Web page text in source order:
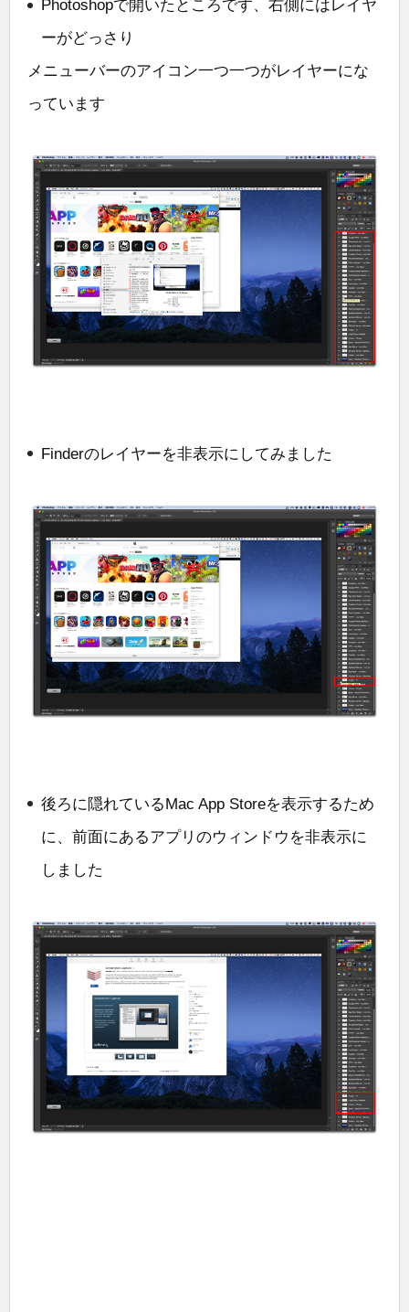
Photoshopで開いたところです、右側にはレイヤ
ーがどっさり
メニューバーのアイコン一つ一つがレイヤーにな
っています
Finderのレイヤーを非表示にしてみました
後ろに隠れているMac App Storeを表示するため
に、前面にあるアプリのウィンドウを非表示に
しました